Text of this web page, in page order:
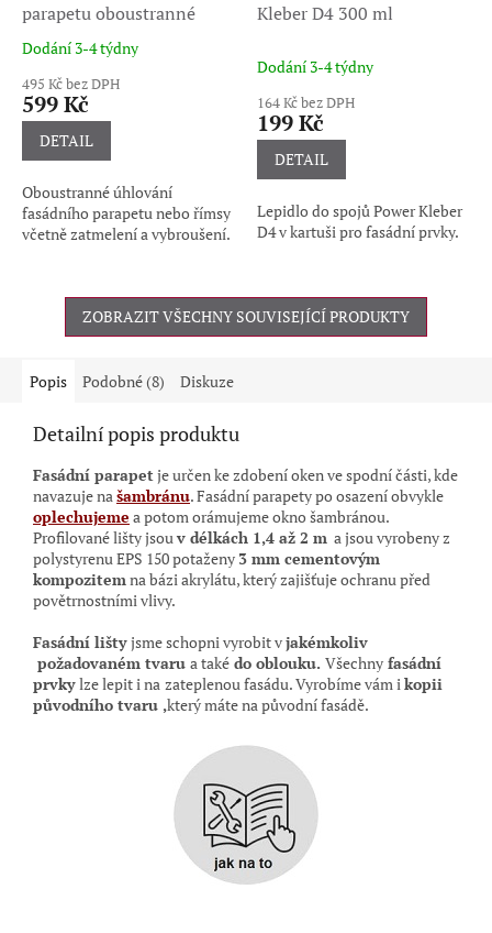
parapetu oboustranné
Průměrné
hodnocení
produktu
je
5,0
z
hvězdiček.
Dodání 3-4 týdny
495 Kč bez DPH
599 Kč
DETAIL
Oboustranné úhlování
fasádního parapetu nebo římsy
včetně zatmelení a vybroušení.
Kleber D4 300 ml
Dodání 3-4 týdny
164 Kč bez DPH
199 Kč
DETAIL
Lepidlo do spojů Power Kleber
D4 v kartuši pro fasádní prvky.
ZOBRAZIT VŠECHNY SOUVISEJÍCÍ PRODUKTY
Popis Podobné (8) Diskuze
Detailní popis produktu
Fasádní parapetjeurčen ke zdobení oken ve spodní části, kde
navazuje našambránu. Fasádní parapety po osazení obvykle
oplechujeme a potom orámujeme okno šambránou.
Profilované lišty jsouv délkách 1,4 až 2 m a jsou vyrobeny z
polystyrenu EPS 150 potaženy 3 mm cementovým
kompozitemna bázi akrylátu, který zajišťuje ochranu před
povětrnostními vlivy.
Fasádní lištyjsme schopni vyrobit vjakémkoliv
požadovaném tvaru a také do oblouku. Všechny fasádní
prvky lze lepit i na zateplenou fasádu. Vyrobíme vám ikopii
původního tvaru ,který máte na původnífasádě.